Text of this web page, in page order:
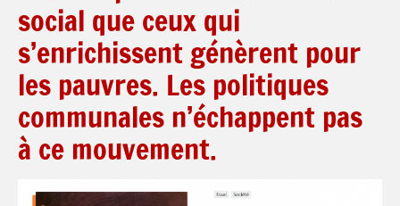
social que ceux qui
s’enrichissent génèrent pour
les pauvres. Les politiques
communales n’échappent pas
à ce mouvement.